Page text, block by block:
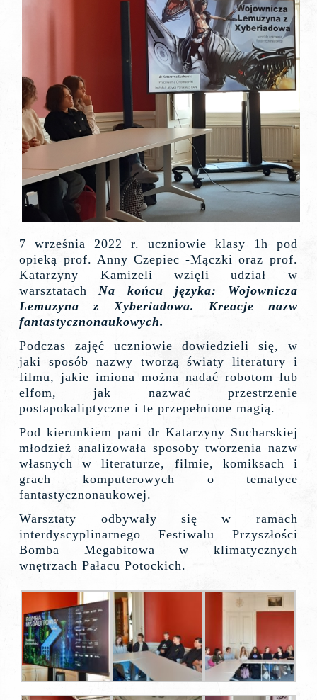
7 września 2022 r. uczniowie klasy 1h pod
opieką prof. Anny Czepiec -Mączki oraz prof.
Katarzyny Kamizeli wzięli udział w
warsztatach Na końcu języka: Wojownicza
Lemuzyna z Xyberiadowa. Kreacje nazw
fantastycznonaukowych.
Podczas zajęć uczniowie dowiedzieli się, w
jaki sposób nazwy tworzą światy literatury i
filmu, jakie imiona można nadać robotom lub
elfom, jak nazwać przestrzenie
postapokaliptyczne i te przepełnione magią.
Pod kierunkiem pani dr Katarzyny Sucharskiej
młodzież analizowała sposoby tworzenia nazw
własnych w literaturze, filmie, komiksach i
grach komputerowych o tematyce
fantastycznonaukowej.
Warsztaty odbywały się w ramach
interdyscyplinarnego Festiwalu Przyszłości
Bomba Megabitowa w klimatycznych
wnętrzach Pałacu Potockich.